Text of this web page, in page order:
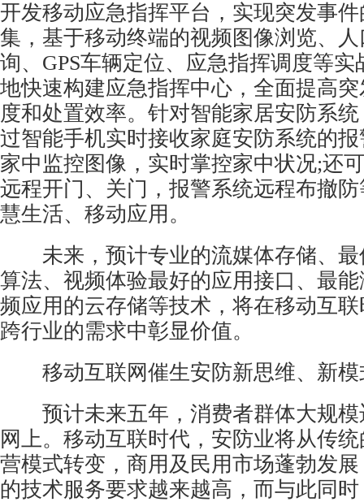
开发移动应急指挥平台，实现突发事
集，基于移动终端的视频图像浏览、
询、GPS车辆定位、应急指挥调度等
地快速构建应急指挥中心，全面提高
度和处置效率。针对智能家居安防系
过智能手机实时接收家庭安防系统的
家中监控图像，实时掌控家中状况;还
远程开门、关门，报警系统远程布撤
慧生活、移动应用。
未来，预计专业的流媒体存储、最
算法、视频体验最好的应用接口、最
频应用的云存储等技术，将在移动互
跨行业的需求中彰显价值。
移动互联网催生安防新思维、新模
预计未来五年，消费者群体大规模
网上。移动互联时代，安防业将从传
营模式转变，商用及民用市场蓬勃发
的技术服务要求越来越高，而与此同